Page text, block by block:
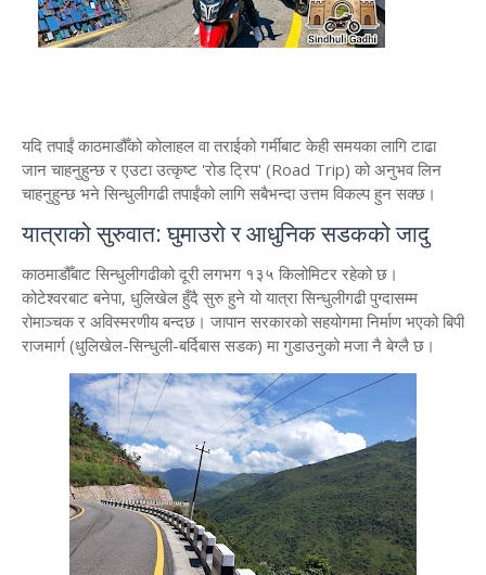
​यदि तपाईं काठमाडौँको कोलाहल वा तराईको गर्मीबाट केही समयका लागि टाढा
जान चाहनुहुन्छ र एउटा उत्कृष्ट 'रोड ट्रिप' (Road Trip) को अनुभव लिन
चाहनुहुन्छ भने सिन्धुलीगढी तपाईंको लागि सबैभन्दा उत्तम विकल्प हुन सक्छ।
​यात्राको सुरुवात: घुमाउरो र आधुनिक सडकको जादु
​काठमाडौँबाट सिन्धुलीगढीको दूरी लगभग १३५ किलोमिटर रहेको छ।
कोटेश्वरबाट बनेपा, धुलिखेल हुँदै सुरु हुने यो यात्रा सिन्धुलीगढी पुग्दासम्म
रोमाञ्चक र अविस्मरणीय बन्दछ। जापान सरकारको सहयोगमा निर्माण भएको बिपी
राजमार्ग (धुलिखेल-सिन्धुली-बर्दिबास सडक) मा गुडाउनुको मजा नै बेग्लै छ।